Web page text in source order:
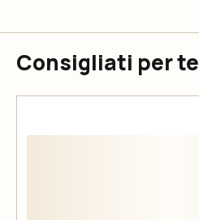
Consigliati per te